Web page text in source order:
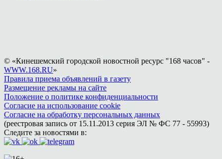
© «Кинешемский городской новостной ресурс "168 часов" -
WWW.168.RU»
Правила приема объявлений в газету
Размещение рекламы на сайте
Положение о политике конфиденциальности
Согласие на использование cookie
Согласие на обработку персональных данных
(реестровая запись от 15.11.2013 серия ЭЛ № ФС 77 - 55993)
Следите за новостями в: